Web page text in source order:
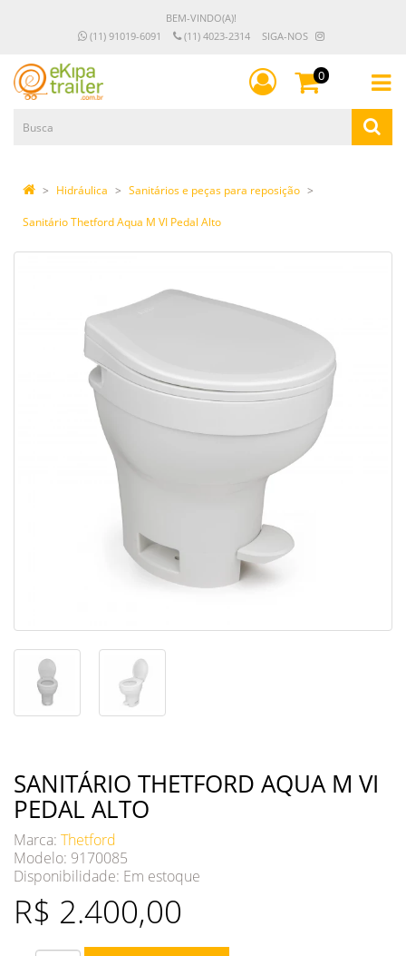
BEM-VINDO(A)!
(11) 91019-6091
(11) 4023-2314 SIGA-NOS
0
Hidráulica Sanitários e peças para reposição
Sanitário Thetford Aqua M VI Pedal Alto
SANITÁRIO THETFORD AQUA M VI
PEDAL ALTO
Marca: Thetford
Modelo: 9170085
Disponibilidade: Em estoque
R$ 2.400,00